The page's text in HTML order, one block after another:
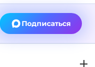
Подписаться